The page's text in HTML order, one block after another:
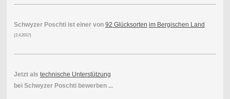
Schwyzer Poschti ist einer von 92 Glücksorten im Bergischen Land
(2.4.2017)
Jetzt als technische Unterstützung
bei Schwyzer Poschti bewerben ...